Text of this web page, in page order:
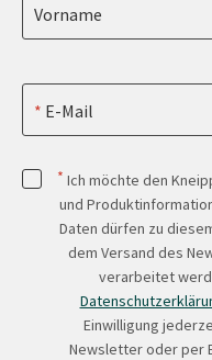
Vorname
E-Mail
* Ich möchte den
und
Daten dürfen zu
dem Versand des
verarbeitet
Einwilligung
Newsletter oder per